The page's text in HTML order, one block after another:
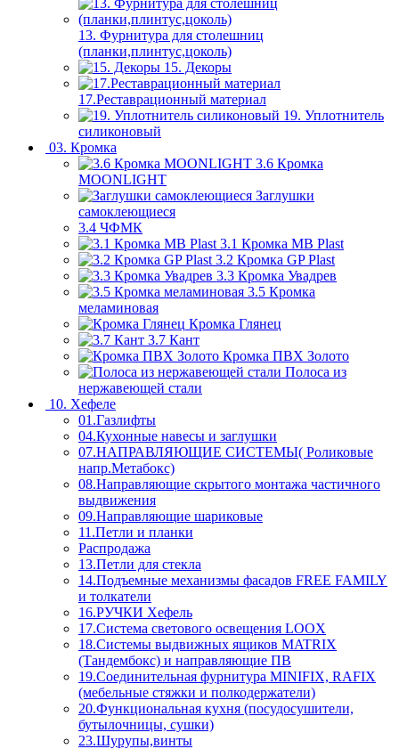
13. Фурнитура для столешниц
(планки,плинтус,цоколь)
15. Декоры
17.Реставрационный материал
19. Уплотнитель
силиконовый
03. Кромка
3.6 Кромка
MOONLIGHT
Заглушки
самоклеющиеся
3.4 ЧФМК
3.1 Кромка MB Plast
3.2 Кромка GP Plast
3.3 Кромка Увадрев
3.5 Кромка
меламиновая
Кромка Глянец
3.7 Кант
Кромка ПВХ Золото
Полоса из
нержавеющей стали
10. Хефеле
01.Газлифты
04.Кухонные навесы и заглушки
07.НАПРАВЛЯЮЩИЕ СИСТЕМЫ( Роликовые
напр.Метабокс)
08.Направляющие скрытого монтажа частичного
выдвижения
09.Направляющие шариковые
11.Петли и планки
Распродажа
13.Петли для стекла
14.Подъемные механизмы фасадов FREE FAMILY
и толкатели
16.РУЧКИ Хефель
17.Система светового освещения LOOX
18.Системы выдвижных ящиков MATRIX
(Тандембокс) и направляющие ПВ
19.Соединительная фурнитура MINIFIX, RAFIX
(мебельные стяжки и полкодержатели)
20.Функциональная кухня (посудосушители,
бутылочницы, сушки)
23.Шурупы,винты